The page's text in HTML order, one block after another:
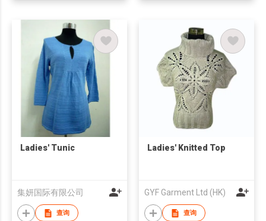
Ladies' Tunic
集妍国际有限公司
查询
Ladies' Knitted Top
GYF Garment Ltd (HK)
查询